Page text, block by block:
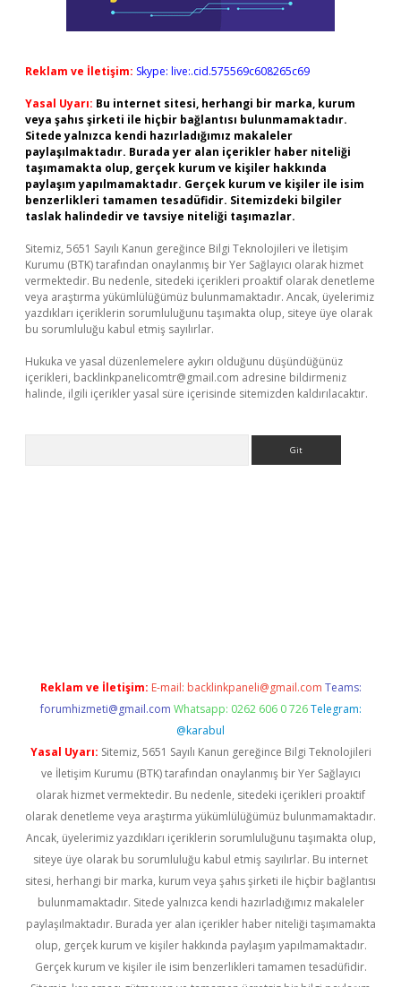
Reklam ve İletişim: Skype: live:.cid.575569c608265c69
Yasal Uyarı: Bu internet sitesi, herhangi bir marka, kurum
veya şahıs şirketi ile hiçbir bağlantısı bulunmamaktadır.
Sitede yalnızca kendi hazırladığımız makaleler
paylaşılmaktadır. Burada yer alan içerikler haber niteliği
taşımamakta olup, gerçek kurum ve kişiler hakkında
paylaşım yapılmamaktadır. Gerçek kurum ve kişiler ile isim
benzerlikleri tamamen tesadüfidir. Sitemizdeki bilgiler
taslak halindedir ve tavsiye niteliği taşımazlar.
Sitemiz, 5651 Sayılı Kanun gereğince Bilgi Teknolojileri ve İletişim
Kurumu (BTK) tarafından onaylanmış bir Yer Sağlayıcı olarak hizmet
vermektedir. Bu nedenle, sitedeki içerikleri proaktif olarak denetleme
veya araştırma yükümlülüğümüz bulunmamaktadır. Ancak, üyelerimiz
yazdıkları içeriklerin sorumluluğunu taşımakta olup, siteye üye olarak
bu sorumluluğu kabul etmiş sayılırlar.
Hukuka ve yasal düzenlemelere aykırı olduğunu düşündüğünüz
içerikleri, backlinkpanelicomtr@gmail.com adresine bildirmeniz
halinde, ilgili içerikler yasal süre içerisinde sitemizden kaldırılacaktır.
Reklam ve İletişim: E-mail: backlinkpaneli@gmail.com Teams:
forumhizmeti@gmail.com Whatsapp: 0262 606 0 726 Telegram:
@karabul
Yasal Uyarı: Sitemiz, 5651 Sayılı Kanun gereğince Bilgi Teknolojileri
ve İletişim Kurumu (BTK) tarafından onaylanmış bir Yer Sağlayıcı
olarak hizmet vermektedir. Bu nedenle, sitedeki içerikleri proaktif
olarak denetleme veya araştırma yükümlülüğümüz bulunmamaktadır.
Ancak, üyelerimiz yazdıkları içeriklerin sorumluluğunu taşımakta olup,
siteye üye olarak bu sorumluluğu kabul etmiş sayılırlar. Bu internet
sitesi, herhangi bir marka, kurum veya şahıs şirketi ile hiçbir bağlantısı
bulunmamaktadır. Sitede yalnızca kendi hazırladığımız makaleler
paylaşılmaktadır. Burada yer alan içerikler haber niteliği taşımamakta
olup, gerçek kurum ve kişiler hakkında paylaşım yapılmamaktadır.
Gerçek kurum ve kişiler ile isim benzerlikleri tamamen tesadüfidir.